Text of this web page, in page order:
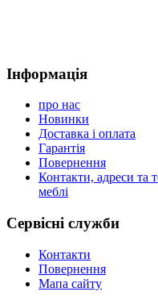
Інформація
про нас
Новинки
Доставка і оплата
Гарантія
Повернення
Контакти, адреси та
меблі
Сервісні служби
Контакти
Повернення
Мапа сайту